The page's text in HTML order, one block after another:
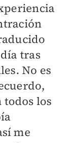
tras
No es
todos los
me